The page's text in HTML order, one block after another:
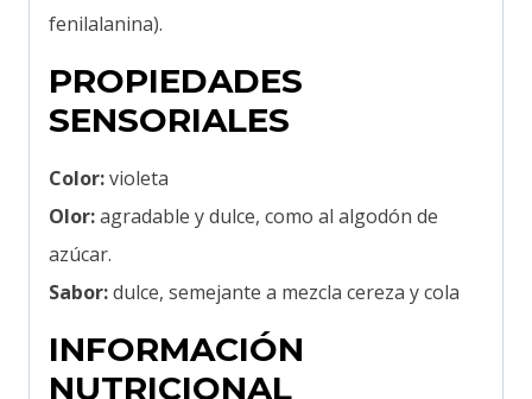
fenilalanina).
PROPIEDADES
SENSORIALES
Color:violeta
Olor:agradable y dulce, como al algodón de
azúcar.
Sabor:dulce, semejante a mezcla cereza y cola
INFORMACIÓN
NUTRICIONAL